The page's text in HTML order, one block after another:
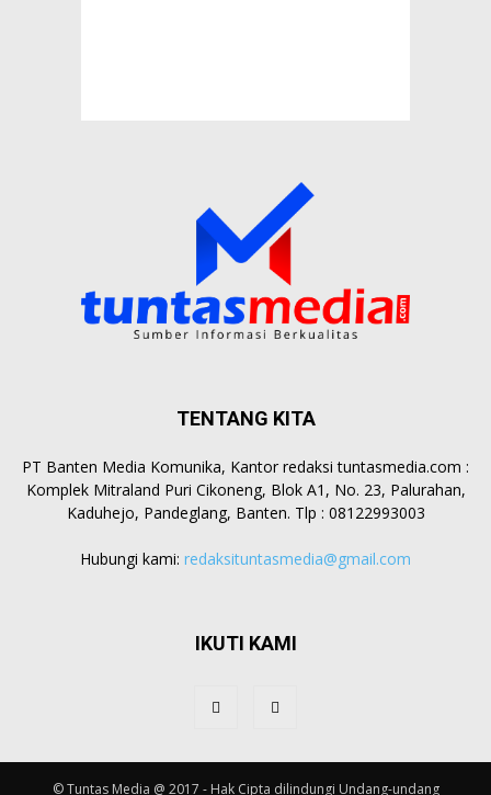
TENTANG KITA
PT Banten Media Komunika, Kantor redaksi tuntasmedia.com :
Komplek Mitraland Puri Cikoneng, Blok A1, No. 23, Palurahan,
Kaduhejo, Pandeglang, Banten. Tlp : 08122993003
Hubungi kami: redaksituntasmedia@gmail.com
IKUTI KAMI
© Tuntas Media @ 2017 - Hak Cipta dilindungi Undang-undang